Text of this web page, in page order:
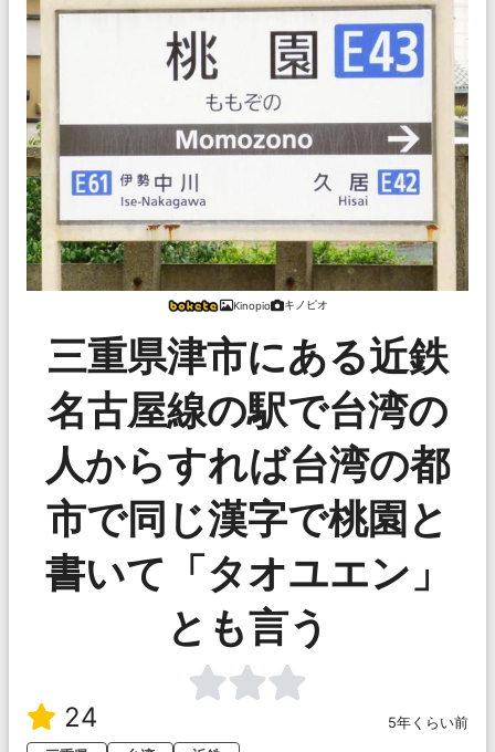
Kinopio キノピオ
三重県津市にある近鉄
名古屋線の駅で台湾の
人からすれば台湾の都
市で同じ漢字で桃園と
書いて「タオユエン」
とも言う
24
5年くらい前